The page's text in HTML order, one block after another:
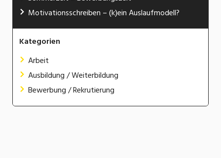
Motivationsschreiben – (k)ein Auslaufmodell?
Kategorien
Arbeit
Ausbildung / Weiterbildung
Bewerbung / Rekrutierung